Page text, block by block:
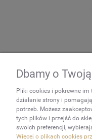
Dbamy o
Pliki cookies i pokrewne
działanie strony i
potrzeb. Możesz
tych plików i przejść do
swoich preferencji,
Więcej o plikach cookies